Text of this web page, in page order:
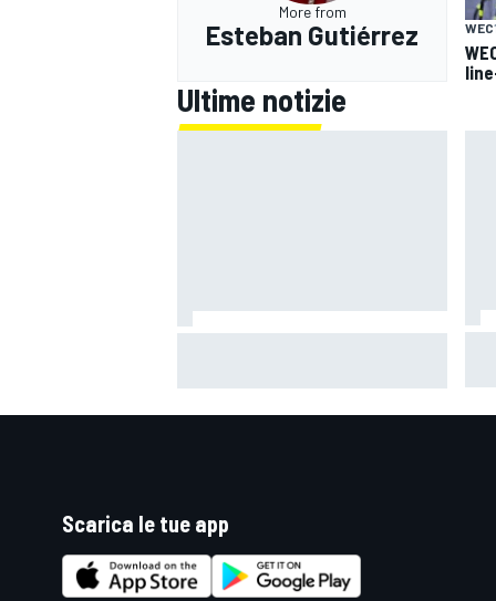
MONOMARCA
RALLY
More from
Esteban Gutiérrez WEC
Ultime notizie
Scarica le tue app